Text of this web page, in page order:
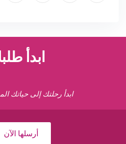
ابدأ
ابدأ رحلتك إلى حياتك
أرسلها الآن